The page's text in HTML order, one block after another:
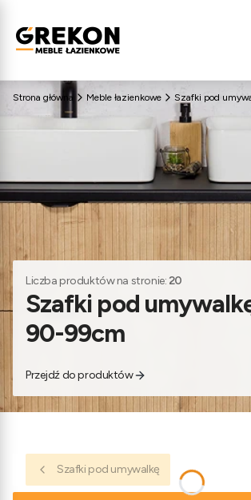
Strona główna Meble łazienkowe Szafki pod
Liczba produktów na stronie: 20
Szafki pod
90-99cm
Przejdź do produktów
Szafki pod umywalkę